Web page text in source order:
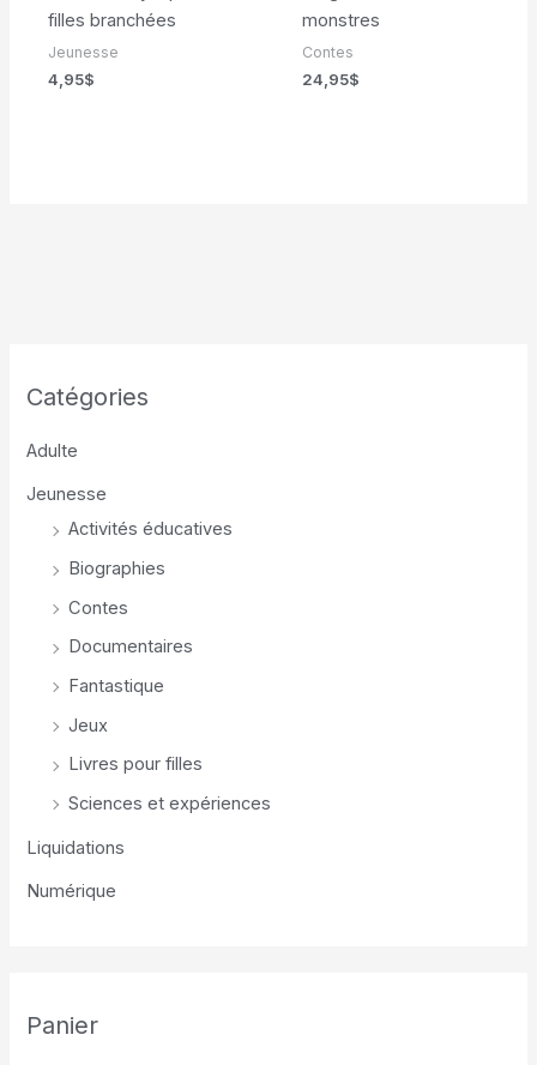
Catégories
Adulte
Jeunesse
Activités éducatives
Biographies
Contes
Documentaires
Fantastique
Jeux
Livres pour filles
Sciences et expériences
Liquidations
Numérique
Panier
filles branchées
Jeunesse
4,95$
monstres
Contes
24,95$